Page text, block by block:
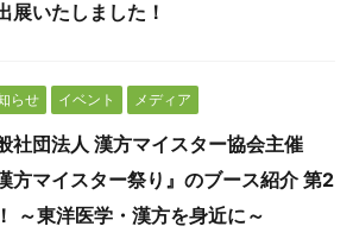
展いたしました！
らせ イベント メディア
社団法人 漢方マイスター協会主催
漢方マイスター祭り』のブース紹介 第2
～東洋医学・漢方を身近に～